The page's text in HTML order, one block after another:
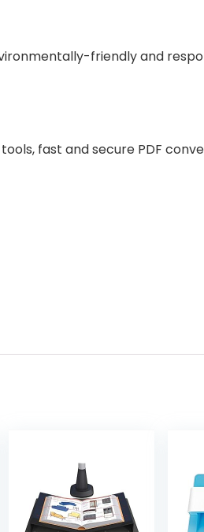
friendly and
fast and secure PDF